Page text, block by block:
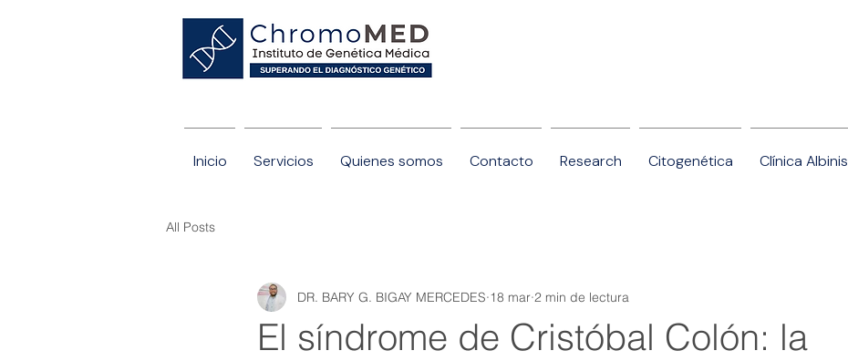
Inicio Servicios Quienes somos Contacto Research Citogenética Clínica
All Posts
El síndrome de Cristóbal Colón: la
DR. BARY G. BIGAY MERCEDES 18 mar 2 min de lectura